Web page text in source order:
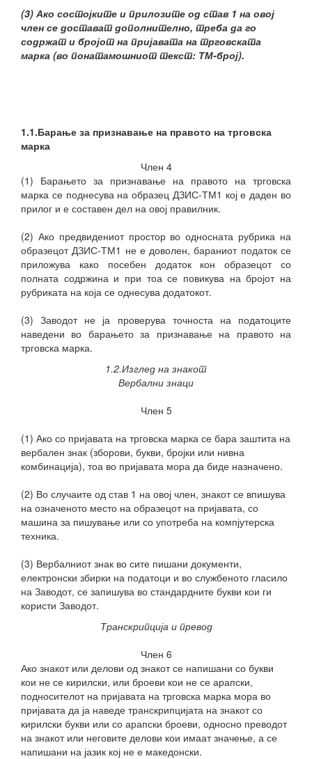
(3) Ако состојките и прилозите од став 1 на овој
член се достават дополнително, треба да го
содржат и бројот на пријавата на трговската
марка (во понатамошниот текст: ТМ-број).
1.1.Барање за признавање на правото на трговска
марка
Член 4
(1) Барањето за признавање на правото на трговска
марка се поднесува на образец ДЗИС-ТМ1 кој е даден во
прилог и е составен дел на овој правилник.
(2) Ако предвидениот простор во односната рубрика на
образецот ДЗИС-ТМ1 не е доволен, бараниот податок се
приложува како посебен додаток кон образецот со
полната содржина и при тоа се повикува на бројот на
рубриката на која се однесува додатокот.
(3) Заводот не ја проверува точноста на податоците
наведени во барањето за признавање на правото на
трговска марка.
1.2.Изглед на знакот
Вербални знаци
Член 5
(1) Ако со пријавата на трговска марка се бара заштита на
вербален знак (зборови, букви, бројки или нивна
комбинација), тоа во пријавата мора да биде назначено.
(2) Во случаите од став 1 на овој член, знакот се впишува
на означеното место на образецот на пријавата, со
машина за пишување или со употреба на компјутерска
техника.
(3) Вербалниот знак во сите пишани документи,
електронски збирки на податоци и во службеното гласило
на Заводот, се запишува во стандардните букви кои ги
користи Заводот.
Транскрипција и превод
Член 6
Ако знакот или делови од знакот се напишани со букви
кои не се кирилски, или броеви кои не се арапски,
подносителот на пријавата на трговска марка мора во
пријавата да ја наведе транскрипцијата на знакот со
кирилски букви или со арапски броеви, односно преводот
на знакот или неговите делови кои имаат значење, а се
напишани на јазик кој не е македонски.